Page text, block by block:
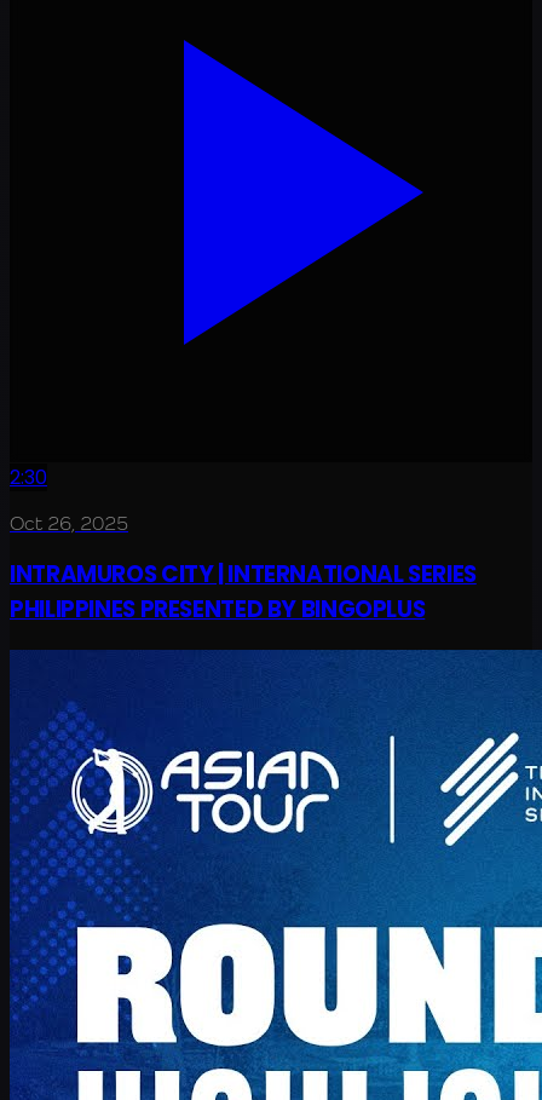
2:30
Oct 26, 2025
INTRAMUROS CITY | INTERNATIONAL SERIES
PHILIPPINES PRESENTED BY BINGOPLUS